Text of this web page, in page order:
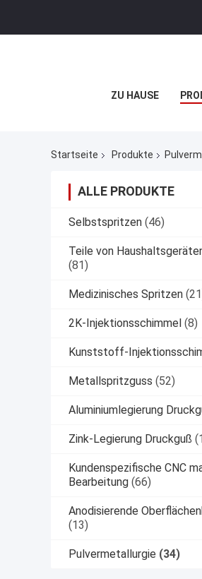
ZU HAUSE
Startseite Produkte
ALLE PRODUKTE
Selbstspritzen (46)
Teile von
(81)
Medizinisches Spritzen
2K-Injektionsschimmel (8)
Kunststoff-
Metallspritzguss (52)
Aluminiumlegierung
Zink-Legierung Druckguß
Kundenspezifische CNC
Bearbeitung (66)
Anodisierende
(13)
Pulvermetallurgie (34)